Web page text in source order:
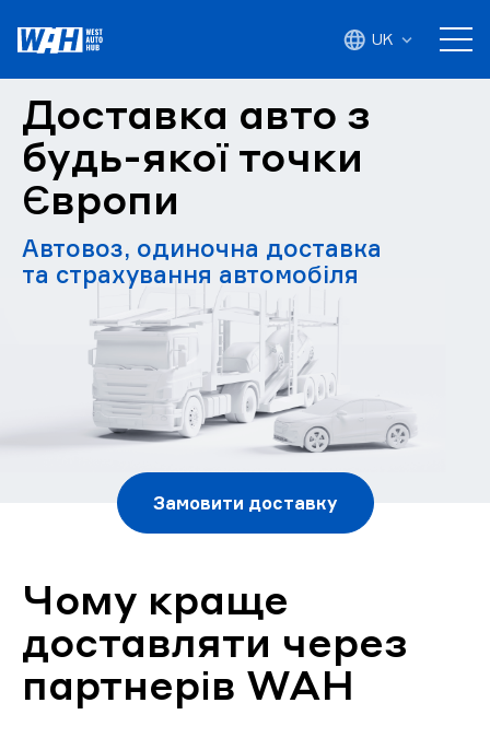
UK
Доставка авто з
будь-якої точки
Європи
Автовоз, одиночна доставка
та страхування автомобіля
Замовити доставку
Чому краще
доставляти через
партнерів WAH